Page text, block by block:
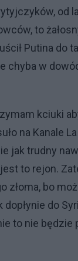
od
to
Putina do
chyba w
kciuki
na Kanale
jak trudny
to rejon.
złoma, bo
dopłynie do
to nie będzie